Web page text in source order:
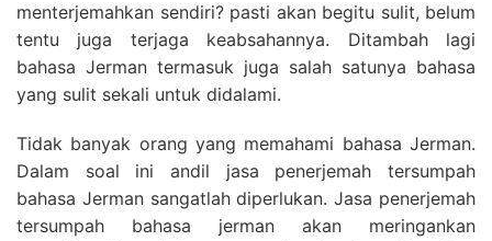
menterjemahkan sendiri? pasti akan begitu sulit, belum
tentu juga terjaga keabsahannya. Ditambah lagi
bahasa Jerman termasuk juga salah satunya bahasa
yang sulit sekali untuk didalami.
Tidak banyak orang yang memahami bahasa Jerman.
Dalam soal ini andil jasa penerjemah tersumpah
bahasa Jerman sangatlah diperlukan. Jasa penerjemah
tersumpah bahasa jerman akan meringankan